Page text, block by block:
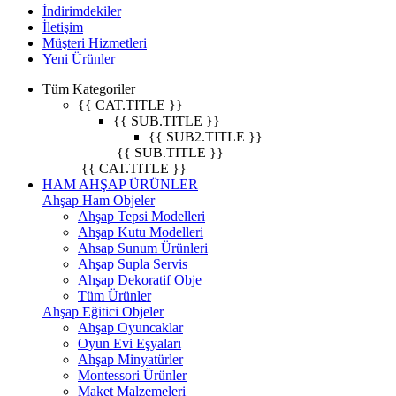
İndirimdekiler
İletişim
Müşteri Hizmetleri
Yeni Ürünler
Tüm Kategoriler
{{ CAT.TITLE }}
{{ SUB.TITLE }}
{{ SUB2.TITLE }}
{{ SUB.TITLE }}
{{ CAT.TITLE }}
HAM AHŞAP ÜRÜNLER
Ahşap Ham Objeler
Ahşap Tepsi Modelleri
Ahşap Kutu Modelleri
Ahsap Sunum Ürünleri
Ahşap Supla Servis
Ahşap Dekoratif Obje
Tüm Ürünler
Ahşap Eğitici Objeler
Ahşap Oyuncaklar
Oyun Evi Eşyaları
Ahşap Minyatürler
Montessori Ürünler
Maket Malzemeleri